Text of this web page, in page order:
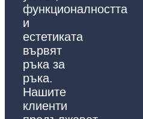
функционалността
и
естетиката
вървят
ръка за
ръка.
Нашите
клиенти